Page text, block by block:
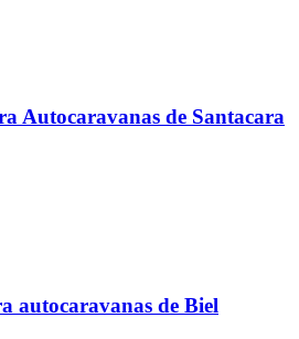
Autocaravanas de Santacara
autocaravanas de Biel